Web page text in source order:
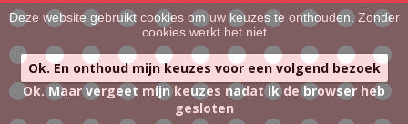
Deze website gebruikt cookies om uw keuzes te onthouden. Zonder
cookies werkt het niet
Ok. En onthoud mijn keuzes voor een volgend bezoek
Ok. Maar vergeet mijn keuzes nadat ik de browser heb
gesloten